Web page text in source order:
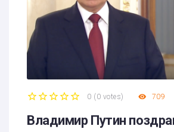
0 (0 votes) 709
Владимир Путин